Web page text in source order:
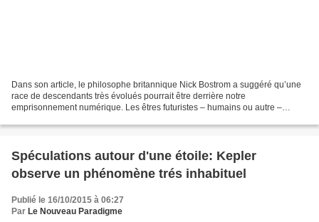
Dans son article, le philosophe britannique Nick Bostrom a suggéré qu’une
race de descendants très évolués pourrait être derrière notre
emprisonnement numérique. Les êtres futuristes – humains ou autre –
Spéculations autour d'une étoile: Kepler
observe un phénomène trés inhabituel
Publié le 16/10/2015 à 06:27
Par Le Nouveau Paradigme